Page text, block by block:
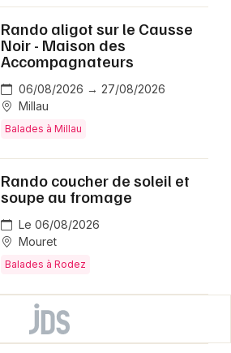
Rando aligot sur le Causse
Noir - Maison des
Accompagnateurs
06/08/2026 → 27/08/2026
Millau
Balades à Millau
Rando coucher de soleil et
soupe au fromage
Le 06/08/2026
Mouret
Balades à Rodez